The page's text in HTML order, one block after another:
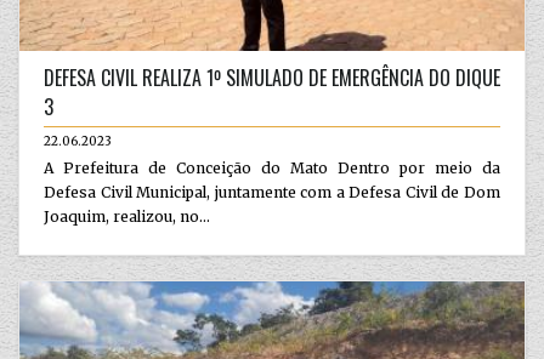
DEFESA CIVIL REALIZA 1º SIMULADO DE EMERGÊNCIA DO DIQUE
3
22.06.2023
A Prefeitura de Conceição do Mato Dentro por meio da
Defesa Civil Municipal, juntamente com a Defesa Civil de Dom
Joaquim, realizou, no...